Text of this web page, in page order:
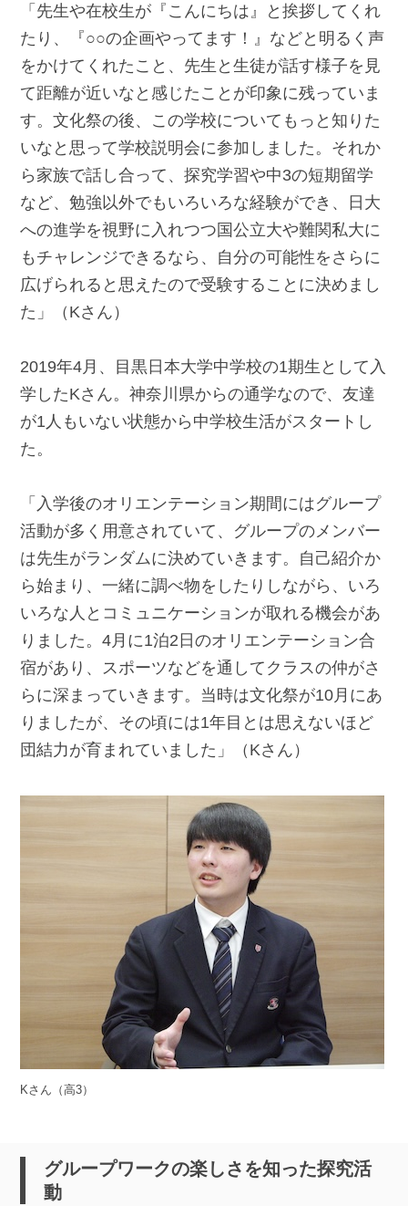
「先生や在校生が『こんにちは』と挨拶してくれ
たり、『○○の企画やってます！』などと明るく声
をかけてくれたこと、先生と生徒が話す様子を見
て距離が近いなと感じたことが印象に残っていま
す。文化祭の後、この学校についてもっと知りた
いなと思って学校説明会に参加しました。それか
ら家族で話し合って、探究学習や中3の短期留学
など、勉強以外でもいろいろな経験ができ、日大
への進学を視野に入れつつ国公立大や難関私大に
もチャレンジできるなら、自分の可能性をさらに
広げられると思えたので受験することに決めまし
た」（Kさん）
2019年4月、目黒日本大学中学校の1期生として入
学したKさん。神奈川県からの通学なので、友達
が1人もいない状態から中学校生活がスタートし
た。
「入学後のオリエンテーション期間にはグループ
活動が多く用意されていて、グループのメンバー
は先生がランダムに決めていきます。自己紹介か
ら始まり、一緒に調べ物をしたりしながら、いろ
いろな人とコミュニケーションが取れる機会があ
りました。4月に1泊2日のオリエンテーション合
宿があり、スポーツなどを通してクラスの仲がさ
らに深まっていきます。当時は文化祭が10月にあ
りましたが、その頃には1年目とは思えないほど
団結力が育まれていました」（Kさん）
Kさん（高3）
グループワークの楽しさを知った探究活
動